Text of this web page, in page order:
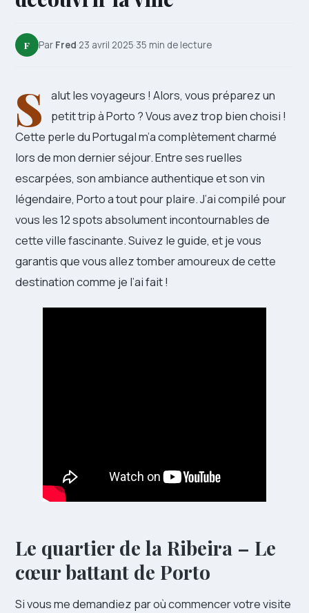
F Par Fred·23 avril 2025·35 min de lecture
S
alut les voyageurs ! Alors, vous préparez un
petit trip à Porto ? Vous avez trop bien choisi !
Cette perle du Portugal m’a complètement charmé
lors de mon dernier séjour. Entre ses ruelles
escarpées, son ambiance authentique et son vin
légendaire, Porto a tout pour plaire. J’ai compilé pour
vous les 12 spots absolument incontournables de
cette ville fascinante. Suivez le guide, et je vous
garantis que vous allez tomber amoureux de cette
destination comme je l’ai fait !
Le quartier de la Ribeira – Le
cœur battant de Porto
Si vous me demandiez par où commencer votre visite